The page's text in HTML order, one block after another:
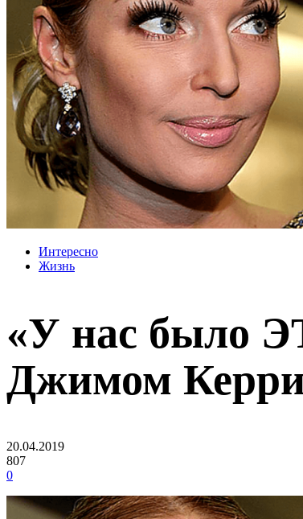
Интересно
Жизнь
«У нас было
Джимом
20.04.2019
807
0